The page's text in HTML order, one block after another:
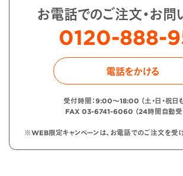
お電話でのご注文・お問
0120-888-
電話をかける
受付時間：9:00〜18:00 （土・日・祝日
FAX 03-6741-6060 （24時間自動受
※WEB限定キャンペーンは、お電話でのご注文を受け